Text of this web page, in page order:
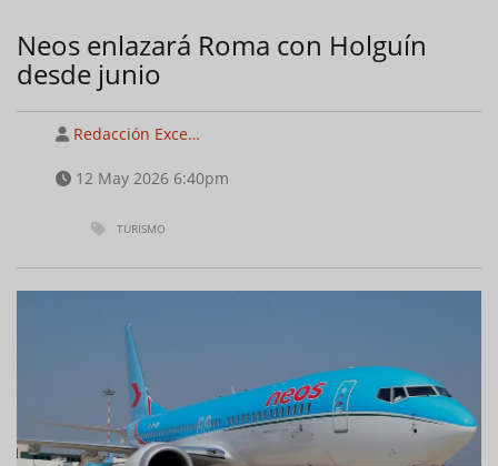
Neos enlazará Roma con Holguín
desde junio
Redacción Exce…
12 May 2026 6:40pm
TURISMO